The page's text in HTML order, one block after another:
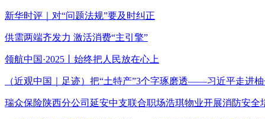
新华时评｜对“问题法规”要及时纠正
供需两端齐发力 激活消费“主引擎”
领航中国·2025丨始终把人民放在心上
（近观中国｜足迹）把“土特产”3个字琢磨透——习近平走进
瑞众保险陕西分公司延安中支联合职场浩琪物业开展消防安全